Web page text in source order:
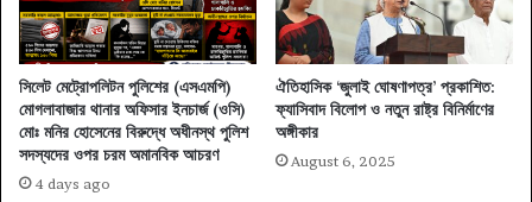
সিলেট মেট্রোপলিটন পুলিশের (এসএমপি)
মোগলাবাজার থানার অফিসার ইনচার্জ (ওসি)
মোঃ মনির হোসেনের বিরুদ্ধে অধীনস্থ পুলিশ
সদস্যদের ওপর চরম অমানবিক আচরণ
4 days ago
ঐতিহাসিক ‘জুলাই ঘোষণাপত্র’ প্রকাশিত:
ফ্যাসিবাদ বিলোপ ও নতুন রাষ্ট্র বিনির্মাণের
অঙ্গীকার
August 6, 2025